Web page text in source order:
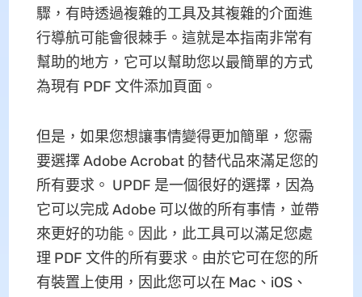
驟，有時透過複雜的工具及其複雜的介面進
行導航可能會很棘手。這就是本指南非常有
幫助的地方，它可以幫助您以最簡單的方式
為現有 PDF 文件添加頁面。
但是，如果您想讓事情變得更加簡單，您需
要選擇 Adob​​e Acrobat 的替代品來滿足您的
所有要求。 UPDF 是一個很好的選擇，因為
它可以完成 Adob​​e 可以做的所有事情，並帶
來更好的功能。因此，此工具可以滿足您處
理 PDF 文件的所有要求。由於它可在您的所
有裝置上使用，因此您可以在 Mac、iOS、